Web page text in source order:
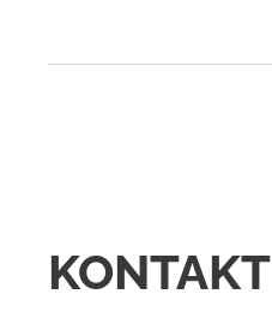
KONTAKT